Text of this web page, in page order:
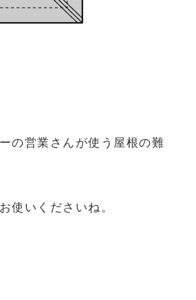
の営業さんが使う屋根の難
使いくださいね。